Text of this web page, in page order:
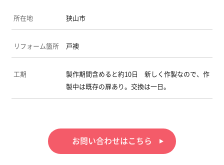
所在地 狭山市
リフォーム箇所 戸襖
工期
製作期間含めると約10日 新しく作製なので、作
製中は既存の扉あり。交換は一日。
お問い合わせはこちら